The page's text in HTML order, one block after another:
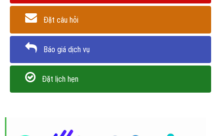
Đặt câu hỏi
Báo giá dịch vụ
Đặt lịch hẹn